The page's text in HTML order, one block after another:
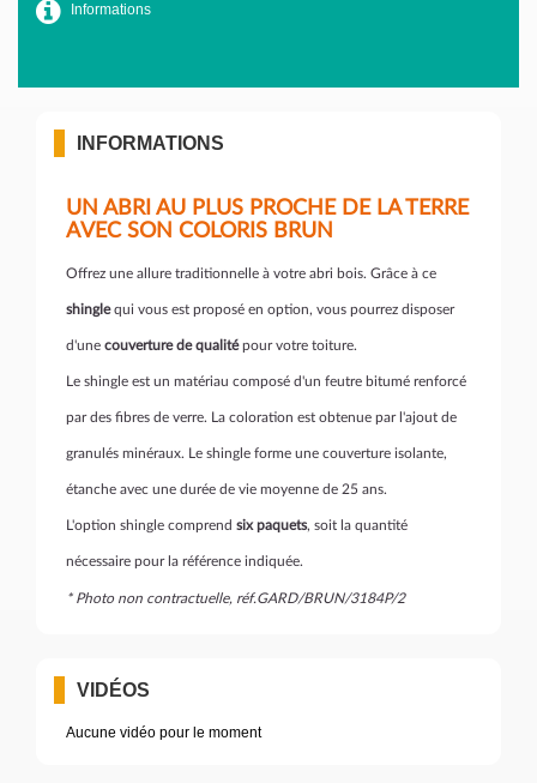
Informations
INFORMATIONS
UN ABRI AU PLUS PROCHE DE LA TERRE
AVEC SON COLORIS BRUN
Offrez une allure traditionnelle à votre abri bois. Grâce à ce
shinglequi vous est proposé en option, vous pourrez disposer
d'une couverture de qualitépour votre toiture.
Le shingle est un matériau composé d'un feutre bitumé renforcé
par des fibres de verre. La coloration est obtenue par l'ajout de
granulés minéraux. Le shingle forme une couverture isolante,
étanche avec une durée de vie moyenne de 25 ans.
L'option shingle comprend six paquets, soit la quantité
nécessaire pour la référence indiquée.
* Photo non contractuelle, réf.GARD/BRUN/3184P/2
VIDÉOS
Aucune vidéo pour le moment